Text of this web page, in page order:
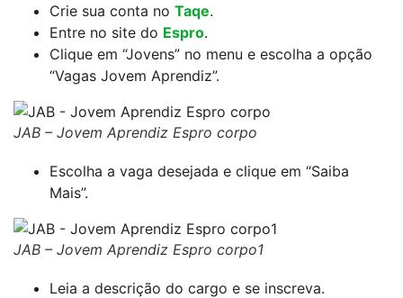
Crie sua conta no Taqe.
Entre no site do Espro.
Clique em “Jovens” no menu e escolha a opção
“Vagas Jovem Aprendiz”.
JAB – Jovem Aprendiz Espro corpo
Escolha a vaga desejada e clique em “Saiba
Mais”.
JAB – Jovem Aprendiz Espro corpo1
Leia a descrição do cargo e se inscreva.